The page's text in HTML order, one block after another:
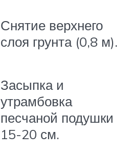
Снятие верхнего
слоя грунта (0,8 м).
Засыпка и
утрамбовка
песчаной подушки
15-20 см.